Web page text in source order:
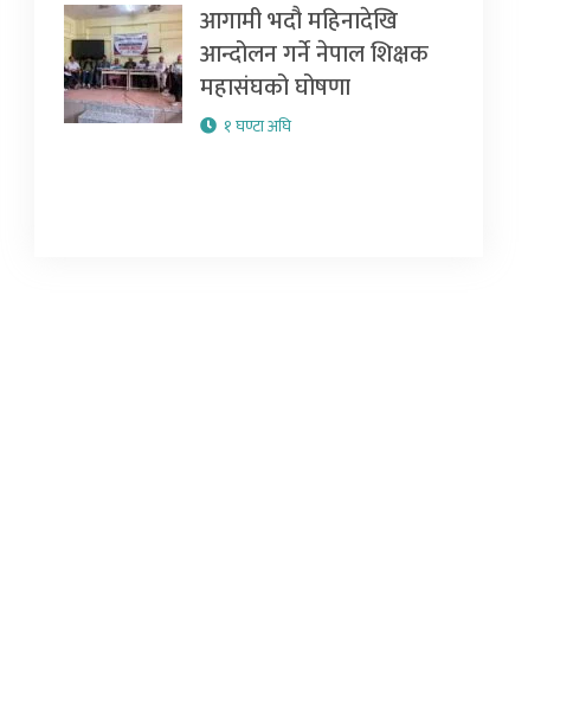
आगामी भदौ महिनादेखि
आन्दोलन गर्ने नेपाल शिक्षक
महासंघको घोषणा
१ घण्टा अघि